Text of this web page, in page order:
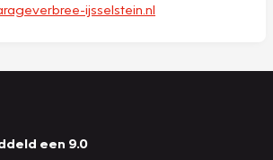
ijsselstein.nl
een 9.0